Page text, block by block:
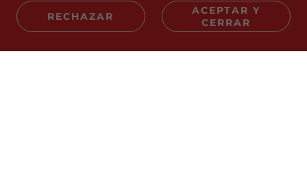
RECHAZAR
ACEPTAR Y
CERRAR